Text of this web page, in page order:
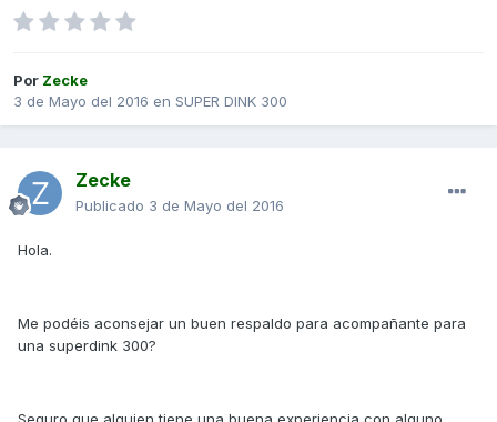
Por Zecke
3 de Mayo del 2016 en SUPER DINK 300
Zecke
Publicado 3 de Mayo del 2016
Hola.
Me podéis aconsejar un buen respaldo para acompañante para
una superdink 300?